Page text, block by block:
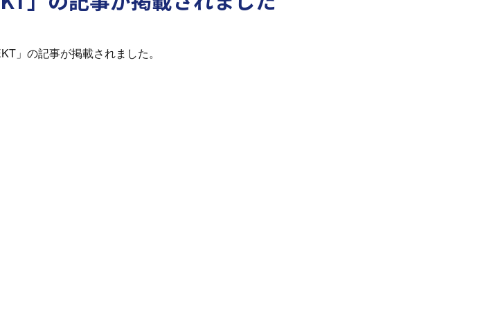
」の記事が掲載されました。